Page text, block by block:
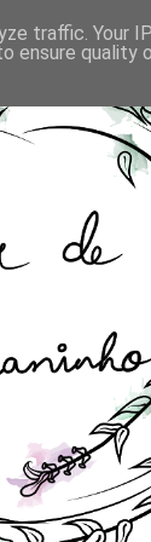
traffic. Your
ensure quality